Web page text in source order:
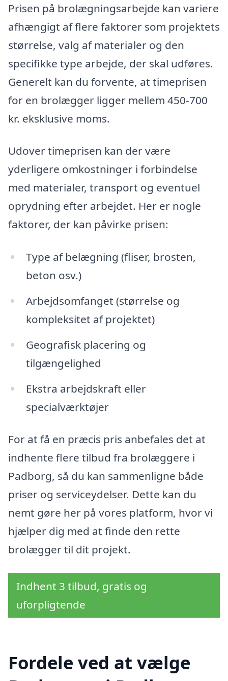
Prisen på brolægningsarbejde kan variere
afhængigt af flere faktorer som projektets
størrelse, valg af materialer og den
specifikke type arbejde, der skal udføres.
Generelt kan du forvente, at timeprisen
for en brolægger ligger mellem 450-700
kr. eksklusive moms.
Udover timeprisen kan der være
yderligere omkostninger i forbindelse
med materialer, transport og eventuel
oprydning efter arbejdet. Her er nogle
faktorer, der kan påvirke prisen:
Type af belægning (fliser, brosten,
beton osv.)
Arbejdsomfanget (størrelse og
kompleksitet af projektet)
Geografisk placering og
tilgængelighed
Ekstra arbejdskraft eller
specialværktøjer
For at få en præcis pris anbefales det at
indhente flere tilbud fra brolæggere i
Padborg, så du kan sammenligne både
priser og serviceydelser. Dette kan du
nemt gøre her på vores platform, hvor vi
hjælper dig med at finde den rette
brolægger til dit projekt.
Indhent 3 tilbud, gratis og
uforpligtende
Fordele ved at vælge